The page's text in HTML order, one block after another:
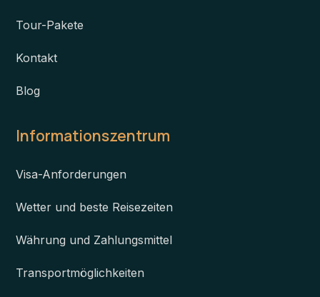
Tour-Pakete
Kontakt
Blog
Informationszentrum
Visa-Anforderungen
Wetter und beste Reisezeiten
Währung und Zahlungsmittel
Transportmöglichkeiten